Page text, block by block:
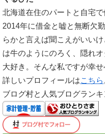
北海道在住のパートと自宅で
2014年に借金と嘘と無断欠
らかと言えば聞こえがいい
は牛のようにのろく、隠れ
大好き。そんな私ですが幸せ
詳しいプロフィールはこちら
ブログ村と人気ブログランキ